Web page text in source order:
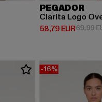
EUR 79,99 EUR
PEGADOR
Clarita Logo
58,79 EUR
Ajankohtainen
69,99
-16%